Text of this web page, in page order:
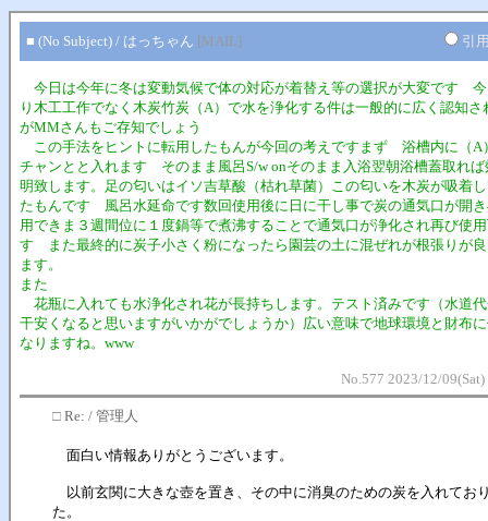
■ (No Subject) / はっちゃん [MAIL] 引
今日は今年に冬は変動気候で体の対応が着替え等の選択が大変です
り木工工作でなく木炭竹炭（A）で水を浄化する件は一般的に広く認知さ
がMMさんもご存知でしょう
この手法をヒントに転用したもんが今回の考えですまず 浴槽内に（A
チャンとと入れます そのまま風呂S/w onそのまま入浴翌朝浴槽蓋取れば
明致します。足の匂いはイソ吉草酸（枯れ草菌）この匂いを木炭が吸着
たもんです 風呂水延命です数回使用後に日に干し事で炭の通気口が開
用できま３週間位に１度鍋等で煮沸することで通気口が浄化され再び使
す また最終的に炭子小さく粉になったら園芸の土に混ぜれが根張りが
ます。
また
花瓶に入れても水浄化され花が長持ちします。テスト済みです（水道
干安くなると思いますがいかがでしょうか）広い意味で地球環境と財布
なりますね。www
No.577 2023/12/
□ Re: / 管理人
面白い情報ありがとうございます。
以前玄関に大きな壺を置き、その中に消臭のための炭を入れてお
た。